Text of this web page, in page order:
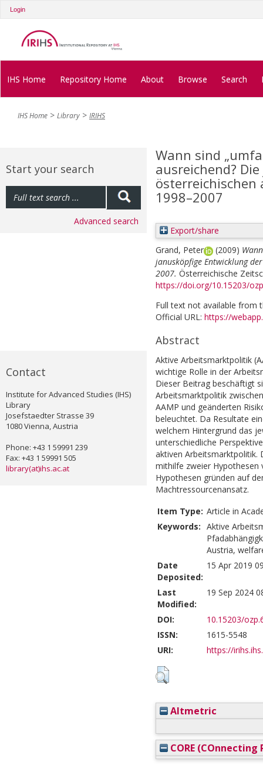
Login
IHS Home Repository Home About Browse Search
IHS Home Library IRIHS
Start your search
Advanced search
Contact
Institute for Advanced Studies (IHS)
Library
Josefstaedter Strasse 39
1080 Vienna, Austria
Phone: +43 1 59991 239
Fax: +43 1 59991 505
library(at)ihs.ac.at
Wann sind
ausreichend?
1998–2007
Export/share
Grand, Peter
(2009)
janusköpfige Entwicklung
2007. Österreichische
https://doi.org/10.15203/
Full text not available from
Official URL: https://
Abstract
Aktive Arbeitsmarktpolitik
wichtige Rolle in der
Dieser Beitrag beschäftigt
Arbeitsmarktpolitik
AAMP und geänderten
beleuchtet. Da Resultate
welchem Hintergrund das
unterschiedliche
aktiven Arbeitsmarktpolitik.
mithilfe zweier Hypothesen
Hypothesen gründen auf
Machtressourcenansatz.
Item Type: Article in
Keywords: Aktive
Austria,
Date
Deposited:
15 Apr 2019
Last
Modified:
19 Sep 2024
DOI:
10.15203/
ISSN:
1615-5548
URI:
https://
Altmetric
CORE (COnnecting